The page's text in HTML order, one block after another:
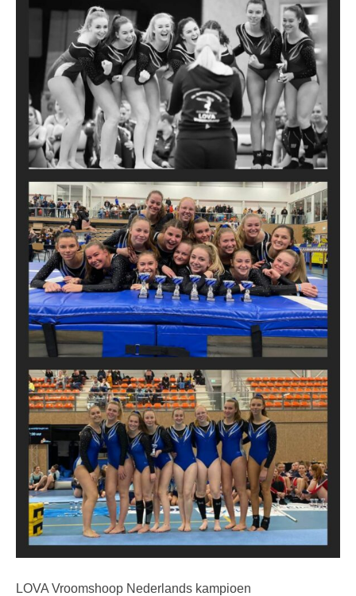
LOVA Vroomshoop Nederlands kampioen